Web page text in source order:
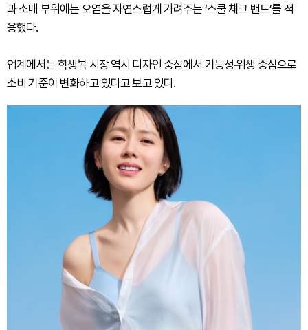
과 소매 부위에는 오염을 자연스럽게 가려주는 ‘스쿨 체크 밴드’를 적
용했다.
업계에서는 학생복 시장 역시 디자인 중심에서 기능성·위생 중심으로
소비 기준이 변화하고 있다고 보고 있다.